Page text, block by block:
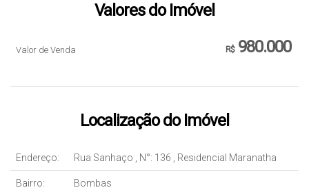
Valores do Imóvel
R$980.000
Valor de Venda
Localização do Imóvel
Endereço: Rua Sanhaço , N°: 136 , Residencial Maranatha
Bairro: Bombas